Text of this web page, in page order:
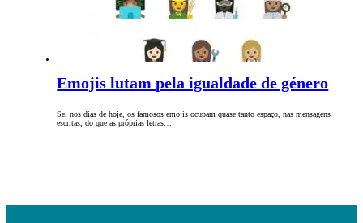
Emojis lutam pela igualdade de género
Se, nos dias de hoje, os famosos emojis ocupam quase tanto espaço, nas mensagens
escritas, do que as próprias letras…